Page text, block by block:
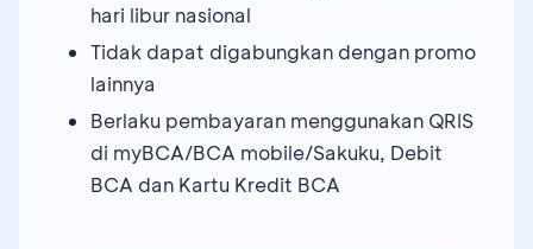
hari libur nasional
Tidak dapat digabungkan dengan promo
lainnya
Berlaku pembayaran menggunakan QRIS
di myBCA/BCA mobile/Sakuku, Debit
BCA dan Kartu Kredit BCA